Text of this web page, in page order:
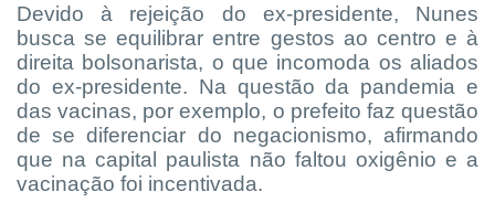
Devido à rejeição do ex-presidente, Nunes
busca se equilibrar entre gestos ao centro e à
direita bolsonarista, o que incomoda os aliados
do ex-presidente. Na questão da pandemia e
das vacinas, por exemplo, o prefeito faz questão
de se diferenciar do negacionismo, afirmando
que na capital paulista não faltou oxigênio e a
vacinação foi incentivada.